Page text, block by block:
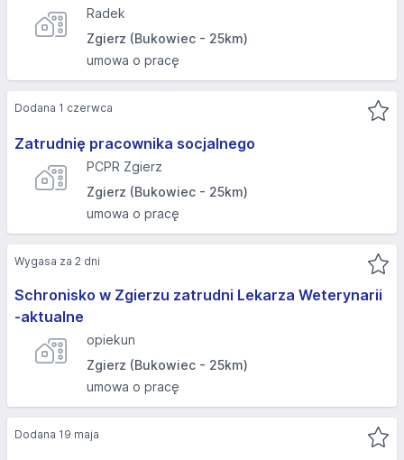
Radek
Zgierz (Bukowiec - 25km)
umowa o pracę
Zatrudnię pracownika socjalnego
PCPR Zgierz
Zgierz (Bukowiec - 25km)
umowa o pracę
Dodana 1 czerwca
Schronisko w Zgierzu zatrudni Lekarza Weterynarii
-aktualne
opiekun
Zgierz (Bukowiec - 25km)
umowa o pracę
Wygasa za 2 dni
Dodana 19 maja